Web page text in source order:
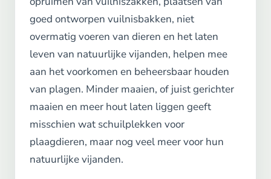
goed ontworpen vuilnisbakken, niet
overmatig voeren van dieren en het laten
leven van natuurlijke vijanden, helpen mee
aan het voorkomen en beheersbaar houden
van plagen. Minder maaien, of juist gerichter
maaien en meer hout laten liggen geeft
misschien wat schuilplekken voor
plaagdieren, maar nog veel meer voor hun
natuurlijke vijanden.